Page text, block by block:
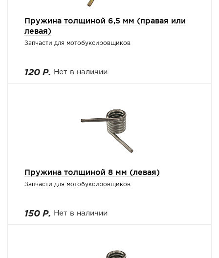
Пружина толщиной 6,5 мм (правая или
левая)
Запчасти для мотобуксировщиков
120 Р. Нет в наличии
Пружина толщиной 8 мм (левая)
Запчасти для мотобуксировщиков
150 Р. Нет в наличии